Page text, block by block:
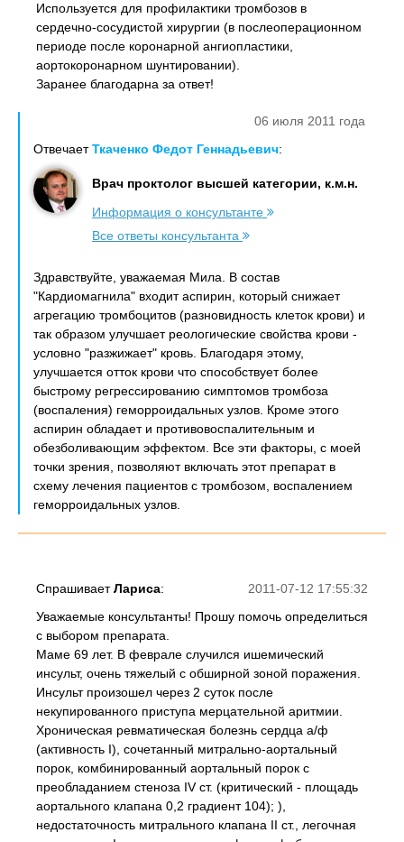
Используется для профилактики тромбозов в
сердечно-сосудистой хирургии (в послеоперационном
периоде после коронарной ангиопластики,
аортокоронарном шунтировании).
Заранее благодарна за ответ!
06 июля 2011 года
ОтвечаетТкаченко Федот Геннадьевич:
Врач проктолог высшей категории, к.м.н.
Информация о консультанте
Все ответы консультанта
Здравствуйте, уважаемая Мила. В состав
"Кардиомагнила" входит аспирин, который снижает
агрегацию тромбоцитов (разновидность клеток крови) и
так образом улучшает реологические свойства крови -
условно "разжижает" кровь. Благодаря этому,
улучшается отток крови что способствует более
быстрому регрессированию симптомов тромбоза
(воспаления) геморроидальных узлов. Кроме этого
аспирин обладает и противовоспалительным и
обезболивающим эффектом. Все эти факторы, с моей
точки зрения, позволяют включать этот препарат в
схему лечения пациентов с тромбозом, воспалением
геморроидальных узлов.
2011-07-12 17:55:32
СпрашиваетЛариса:
Уважаемые консультанты! Прошу помочь определиться
с выбором препарата.
Маме 69 лет. В феврале случился ишемический
инсульт, очень тяжелый с обширной зоной поражения.
Инсульт произошел через 2 суток после
некупированного приступа мерцательной аритмии.
Хроническая ревматическая болезнь сердца а/ф
(активность І), сочетанный митрально-аортальный
порок, комбинированный аортальный порок с
преобладанием стеноза IV ст. (критический - площадь
аортального клапана 0,2 градиент 104); ),
недостаточность митрального клапана II ст., легочная